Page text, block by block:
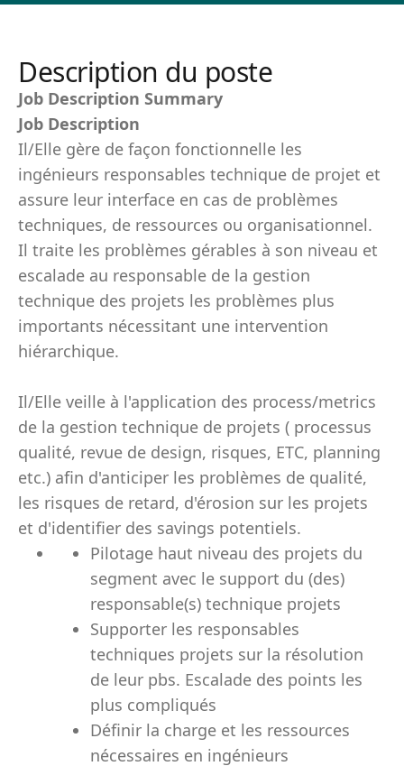
Description du poste
Job Description Summary
Job Description
Il/Elle gère de façon fonctionnelle les
ingénieurs responsables technique de projet et
assure leur interface en cas de problèmes
techniques, de ressources ou organisationnel.
Il traite les problèmes gérables à son niveau et
escalade au responsable de la gestion
technique des projets les problèmes plus
importants nécessitant une intervention
hiérarchique.
Il/Elle veille à l'application des process/metrics
de la gestion technique de projets ( processus
qualité, revue de design, risques, ETC, planning
etc.) afin d'anticiper les problèmes de qualité,
les risques de retard, d'érosion sur les projets
et d'identifier des savings potentiels.
Pilotage haut niveau des projets du
segment avec le support du (des)
responsable(s) technique projets
Supporter les responsables
techniques projets sur la résolution
de leur pbs. Escalade des points les
plus compliqués
Définir la charge et les ressources
nécessaires en ingénieurs